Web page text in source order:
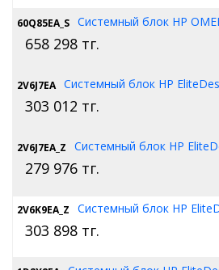
60Q85EA_S Системный блок HP
658 298 тг.
2V6J7EA Системный блок HP
303 012 тг.
2V6J7EA_Z Системный блок HP
279 976 тг.
2V6K9EA_Z Системный блок HP
303 898 тг.